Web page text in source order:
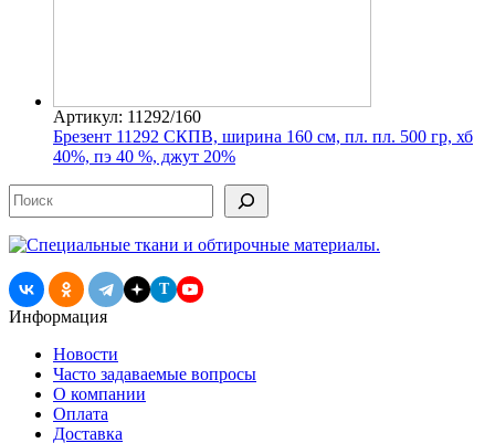
Артикул: 11292/160
Брезент 11292 СКПВ, ширина 160 см, пл. пл. 500 гр, хб
40%, пэ 40 %, джут 20%
Поиск
T
Информация
Новости
Часто задаваемые вопросы
О компании
Оплата
Доставка